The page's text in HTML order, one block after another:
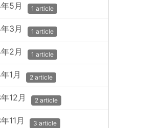
5月 1 article
3月 1 article
2月 1 article
1月 2 article
12月 2 article
11月 3 article